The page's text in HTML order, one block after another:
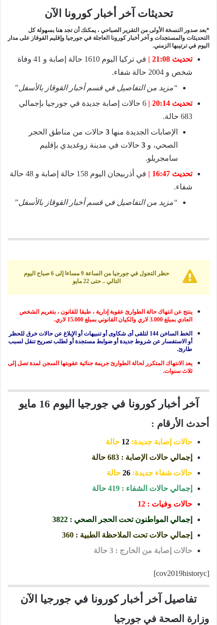
تحديثات آخر أخبار كورونا الآن
*بعد صدور النسخة الأولى من التقرير الصباحي ، يمكنك أن تجد هنا بسهولة كل
التحديثات والمستجدات و آخر أخبار كورونا العاجلة في جورجيا وإقليم القوقاز على مدار
اليوم في ترتيبها الزمني.
تحديث 21:08 |
في تركيا اليوم 1610 حالة إصابة و 41 وفاة
شخص و 2004 حالة شفاء.
“مزيد من التفاصيل في قسم أخبار القوقاز بالأسفل”
تحديث 20:14 |
6 حالات إصابة جديدة في جورجيا بإجمالي
683 حالة.
الإصابات الجديدة منها 3 حالات من مناطق الحجر
الصحي، و 3 حالات في مدينة زوغديدي بإقليم
سامجريلو.
تحديث 16:47 |
في أذربيجان اليوم 158 حالة إصابة و 48 حالة
شفاء.
“مزيد من التفاصيل في قسم أخبار القوقاز بالأسفل”
حظر التجول في جورجيا من الساعة 9 مساءا إلى 6 صباح اليوم
التالي .. حتى 22 مايو
ينتج عن انتهاك حالة الطوارئ عقوبة إدارية ، طبقا للقانون ، بتغريم الشخص
العادي بمبلغ 3.000 لاري والكيان القانوني بمبلغ 15.000 لاري.
الخط الساخن 144 لتلقى أى شكاوى أو تنبيهات أو الإبلاغ عن حالات خرق للحظر
أو الاستفسار عن شروط جديدة أو ضوابط مستجدة أو لطلب تصريح تنقل لسبب
طارئ.
يعد الانتهاك المتكرر لحالة الطوارئ جريمة جنائية عقوبتها السجن لمدة تصل إلى
ثلاث سنوات.
آخر أخبار كورونا في جورجيا اليوم 16 مايو
أحدث الأرقام :
حالات إصابة جديدة: 12 حالة
إجمالي حالات الإصابة : 683 حالة
حالات شفاء جديدة: 26 حالة
إجمالي حالات الشفاء : 419 حالة
حالات وفيات : 12
إجمالي المواطنون تحت الحجر الصحي : 3822
إجمالي حالات تحت الملاحظة الطبية : 360
حالات إصابة من الخارج : 3 حالة
[cov2019historyc]
تفاصيل آخر أخبار كورونا في جورجيا الآن
وزارة الصحة في جورجيا